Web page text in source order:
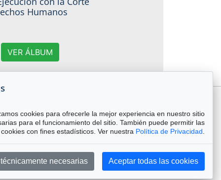
Humanos
VER ÁLBUM
cookies para ofrecerle la mejor experiencia en nuestro sitio
para el funcionamiento del sitio. También puede permitir las
cookies con fines estadísticos. Ver nuestra Política de Privacidad
necesarias Aceptar todas las cookies